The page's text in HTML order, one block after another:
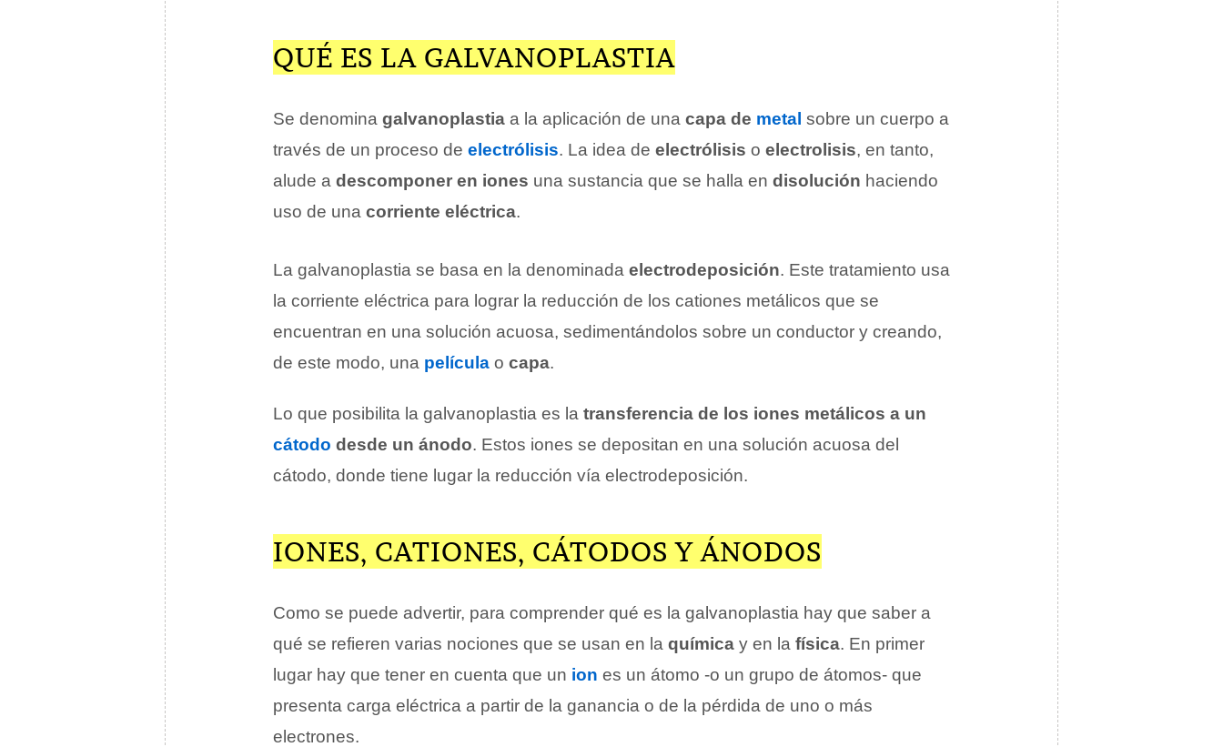
QUÉ ES LA GALVANOPLASTIA
Se denomina galvanoplastia a la aplicación de una capa de metal sobre un cuerpo a
través de un proceso de electrólisis. La idea de electrólisis o electrolisis, en tanto,
alude a descomponer en iones una sustancia que se halla en disolución haciendo
uso de una corriente eléctrica.
La galvanoplastia se basa en la denominada electrodeposición. Este tratamiento usa
la corriente eléctrica para lograr la reducción de los cationes metálicos que se
encuentran en una solución acuosa, sedimentándolos sobre un conductor y creando,
de este modo, una película o capa.
Lo que posibilita la galvanoplastia es la transferencia de los iones metálicos a un
cátodo desde un ánodo. Estos iones se depositan en una solución acuosa del
cátodo, donde tiene lugar la reducción vía electrodeposición.
IONES, CATIONES, CÁTODOS Y ÁNODOS
Como se puede advertir, para comprender qué es la galvanoplastia hay que saber a
qué se refieren varias nociones que se usan en la química y en la física. En primer
lugar hay que tener en cuenta que un ion es un átomo -o un grupo de átomos- que
presenta carga eléctrica a partir de la ganancia o de la pérdida de uno o más
electrones.